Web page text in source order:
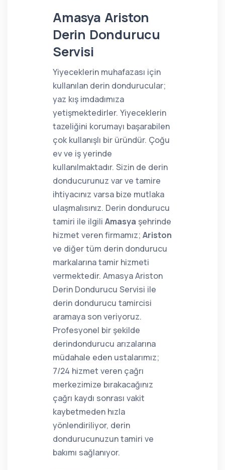
Amasya Ariston
Derin Dondurucu
Servisi
Yiyeceklerin muhafazası için
kullanılan derin dondurucular;
yaz kış imdadımıza
yetişmektedirler. Yiyeceklerin
tazeliğini korumayı başarabilen
çok kullanışlı bir üründür. Çoğu
ev ve iş yerinde
kullanılmaktadır. Sizin de derin
donducurunuz var ve tamire
ihtiyacınız varsa bize mutlaka
ulaşmalısınız. Derin dondurucu
tamiri ile ilgili Amasya şehrinde
hizmet veren firmamız; Ariston
ve diğer tüm derin dondurucu
markalarına tamir hizmeti
vermektedir. Amasya Ariston
Derin Dondurucu Servisi ile
derin dondurucu tamircisi
aramaya son veriyoruz.
Profesyonel bir şekilde
derindondurucu arızalarına
müdahale eden ustalarımız;
7/24 hizmet veren çağrı
merkezimize bırakacağınız
çağrı kaydı sonrası vakit
kaybetmeden hızla
yönlendiriliyor, derin
dondurucunuzun tamiri ve
bakımı sağlanıyor.